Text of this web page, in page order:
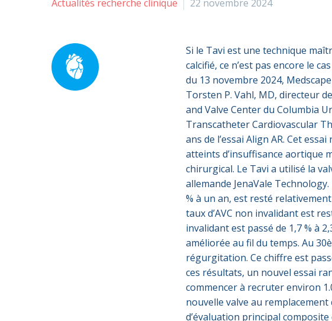
Actualités recherche clinique 22 novembre 2024
Si le Tavi est une technique
calcifié, ce n’est pas encore le
du 13 novembre 2024,
Torsten P. Vahl, MD, directeur
and Valve Center du Columbia
Transcatheter Cardiovascular
ans de l’essai Align AR. Cet
atteints d’insuffisance aortique
chirurgical. Le Tavi a utilisé la
allemande JenaVale
% à un an, est resté
taux d’AVC non invalidant est
invalidant est passé de 1,7 % à
améliorée au fil du temps. Au
régurgitation. Ce chiffre est
ces résultats, un nouvel essai
commencer à recruter environ
nouvelle valve au remplacement
d’évaluation principal composite